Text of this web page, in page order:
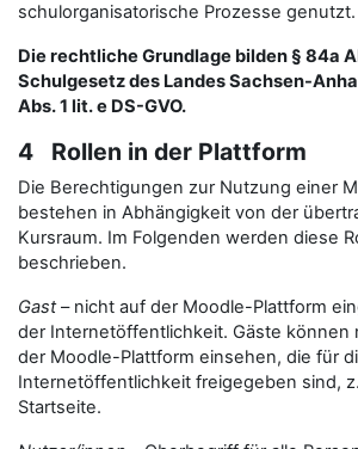
schulorganisatorische Prozesse genutzt.
Die rechtliche Grundlage bilden § 84a
Schulgesetz des Landes Sachsen-
Abs. 1 lit. e DS-GVO.
4 Rollen in der Plattform
Die Berechtigungen zur Nutzung einer
bestehen in Abhängigkeit von der
Kursraum. Im Folgenden werden diese
beschrieben.
Gast– nicht auf der Moodle-Plattform
der Internetöffentlichkeit. Gäste können
der Moodle-Plattform einsehen, die für
Internetöffentlichkeit freigegeben sind,
Startseite.